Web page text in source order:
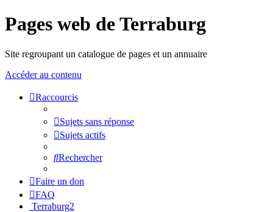
Pages web de Terraburg
Site regroupant un catalogue de pages et un annuaire
Accéder au contenu
Raccourcis
Sujets sans réponse
Sujets actifs
Rechercher
Faire un don
FAQ
Terraburg2